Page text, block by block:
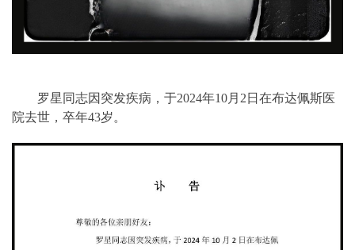
罗星同志因突发疾病，于2024年10月2日在布达佩斯医
院去世，卒年43岁。